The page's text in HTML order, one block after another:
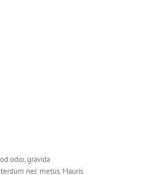
odio, gravida
nec metus. Mauris